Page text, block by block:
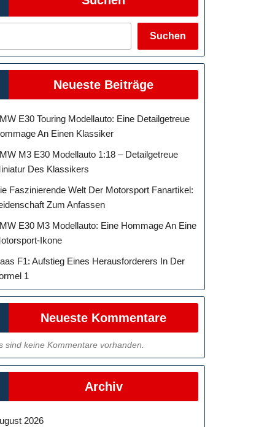
Suchen
Neueste Beiträge
E30 Touring Modellauto: Eine Detailgetreue
An Einen Klassiker
M3 E30 Modellauto 1:18 – Detailgetreue
Des Klassikers
Faszinierende Welt Der Motorsport Fanartikel:
Zum Anfassen
E30 M3 Modellauto: Eine Hommage An Eine
Ikone
F1: Aufstieg Eines Herausforderers In Der
1
Neueste Kommentare
sind keine Kommentare vorhanden.
Archiv
2026